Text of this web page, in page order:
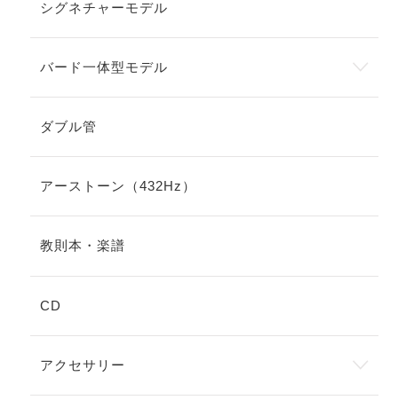
シグネチャーモデル
バード一体型モデル
ダブル管
アーストーン（432Hz）
教則本・楽譜
CD
アクセサリー